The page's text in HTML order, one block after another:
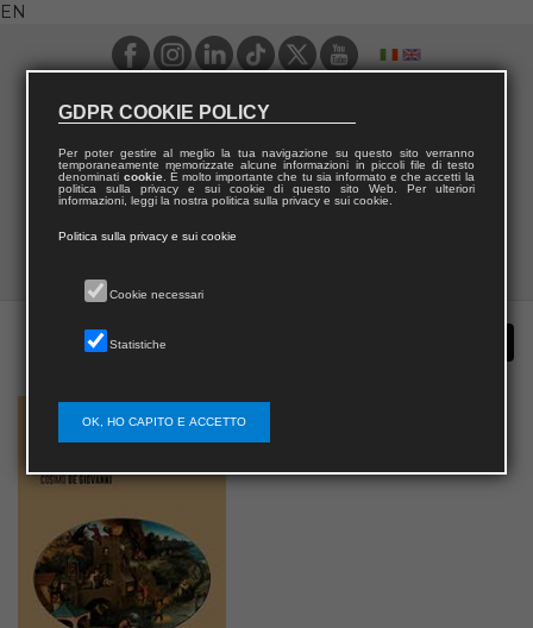
EN
GDPR COOKIE POLICY
Per poter gestire al meglio la tua navigazione su questo sito verranno
temporaneamente memorizzate alcune informazioni in piccoli file di testo
denominati cookie. È molto importante che tu sia informato e che accetti la
politica sulla privacy e sui cookie di questo sito Web. Per ulteriori
informazioni, leggi la nostra politica sulla privacy e sui cookie.
Politica sulla privacy e sui cookie
Cookie necessari
Statistiche
OK, HO CAPITO E ACCETTO